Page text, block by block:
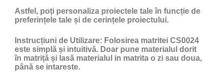
Astfel, poți personaliza proiectele tale în funcție de
preferințele tale și de cerințele proiectului.
Instrucțiuni de Utilizare: Folosirea matritei CS0024
este simplă și intuitivă. Doar pune materialul dorit
în matriță și lasă materialul in matrita o zi sau doua,
până se intareste.